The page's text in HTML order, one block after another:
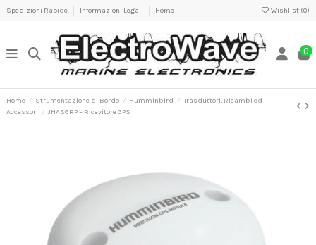
Spedizioni Rapide Informazioni Legali Home Wishlist (0)
0
Home Strumentazione di Bordo Humminbird
Trasduttori, Ricambi ed
Accessori
JHASGRP – Ricevitore GPS